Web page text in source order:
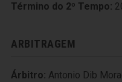
Término do 2º Tempo:
ARBITRAGEM
Árbitro: Antonio Dib